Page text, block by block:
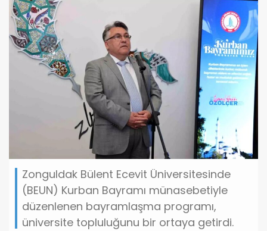
Zonguldak Bülent Ecevit Üniversitesinde
(BEUN) Kurban Bayramı münasebetiyle
düzenlenen bayramlaşma programı,
üniversite topluluğunu bir ortaya getirdi.